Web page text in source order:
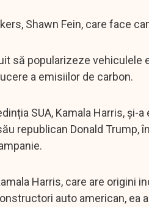
Shawn Fein, care face
să popularizeze
a emisiilor de carbon.
SUA, Kamala Harris,
republican Donald
Harris, care are origini
auto american, ea